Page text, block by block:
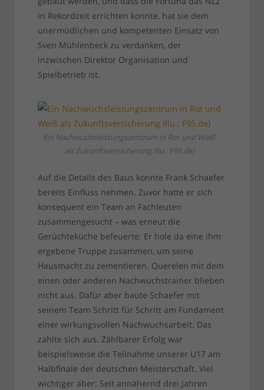
in Rekordzeit errichten konnte, hat sie dem
unermüdlichen und kompetenten Einsatz von
Sven Mühlenbeck zu verdanken, der
inzwischen Direktor Organisation und
Spielbetrieb ist.
Ein Nachwuchsleistungszentrum in Rot und Weiß
als Zukunftsversicherung Illu.: F95.de)
Auf die Details des Baus konnte Frank Schaefer
bereits Einfluss nehmen. Zuvor hatte er sich
konsequent ein Team an Fachleuten
zusammengesucht – was erneut die
Gerüchteküche befeuerte: Er hole da eine ihm
ergebene Truppe zusammen, um seine
Hausmacht zu zementieren. Querelen mit dem
einen oder anderen Nachwuchstrainer blieben
nicht aus. Dafür aber baute Schaefer mit
seinem Team Schritt für Schritt am Fundament
einer wirkungsvollen Nachwuchsarbeit. Das
zahlte sich aus. Zählbarer Erfolg war
beispielsweise die Teilnahme unserer U17 am
Halbfinale der deutschen Meisterschaft. Viel
wichtiger aber: Seit annähernd drei Jahren